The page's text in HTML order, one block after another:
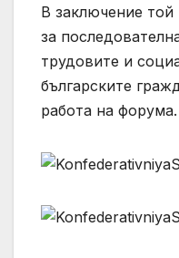
В заключение
за
трудовите и
българските
работа на форума.